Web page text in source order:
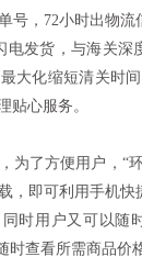
号，72小时出物流
电发货，与海关深
大化缩短清关时
贴心服务。
了方便用户，“环
，即可利用手机快
时用户又可以随
时查看所需商品价